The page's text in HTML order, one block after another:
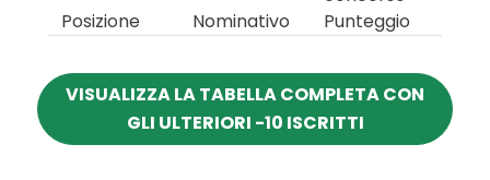
Posizione
Nominativo Punteggio
VISUALIZZA LA TABELLA COMPLETA CON
GLI ULTERIORI -10 ISCRITTI